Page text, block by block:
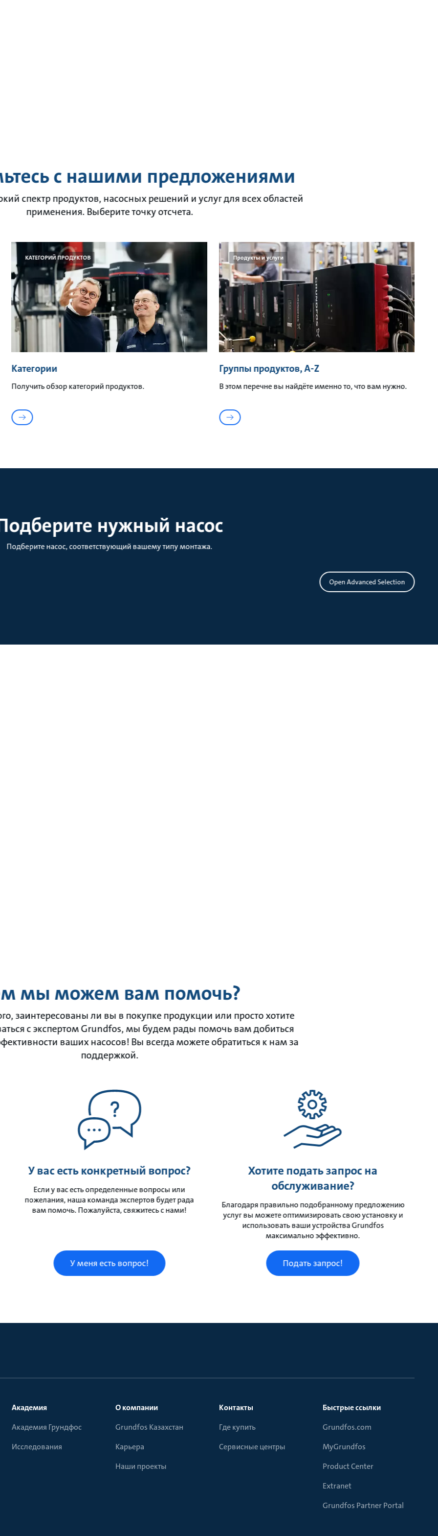
с нашими предложениями
спектр продуктов, насосных решений и услуг для всех областей
применения. Выберите точку отсчета.
KАТЕГОРИЙ ПРОДУКТОВ
Категории
Получить обзор категорий продуктов.
Продукты и услуги
Группы продуктов, A-Z
В этом перечне вы найдёте именно то, что вам нужно.
нужный насос
Подберите насос, соответствующий вашему типу монтажа.
Open Advanced Selection
мы можем вам помочь?
заинтересованы ли вы в покупке продукции или просто хотите
с экспертом Grundfos, мы будем рады помочь вам добиться
ваших насосов! Вы всегда можете обратиться к нам за
поддержкой.
У вас есть конкретный вопрос?
Если у вас есть определенные вопросы или
пожелания, наша команда экспертов будет рада
вам помочь. Пожалуйста, свяжитесь с нами!
У меня есть вопрос!
Хотите подать запрос на
обслуживание?
Благодаря правильно подобранному предложению
услуг вы можете оптимизировать свою установку и
использовать ваши устройства Grundfos
максимально эффективно.
Подать запрос!
Академия
Академия Грундфос
Исследования
О компании
Grundfos Казахстан
Карьера
Наши проекты
Контакты
Где купить
Сервисные центры
Быстрые ссылки
Grundfos.com
MyGrundfos
Product Center
Extranet
Grundfos Partner Portal